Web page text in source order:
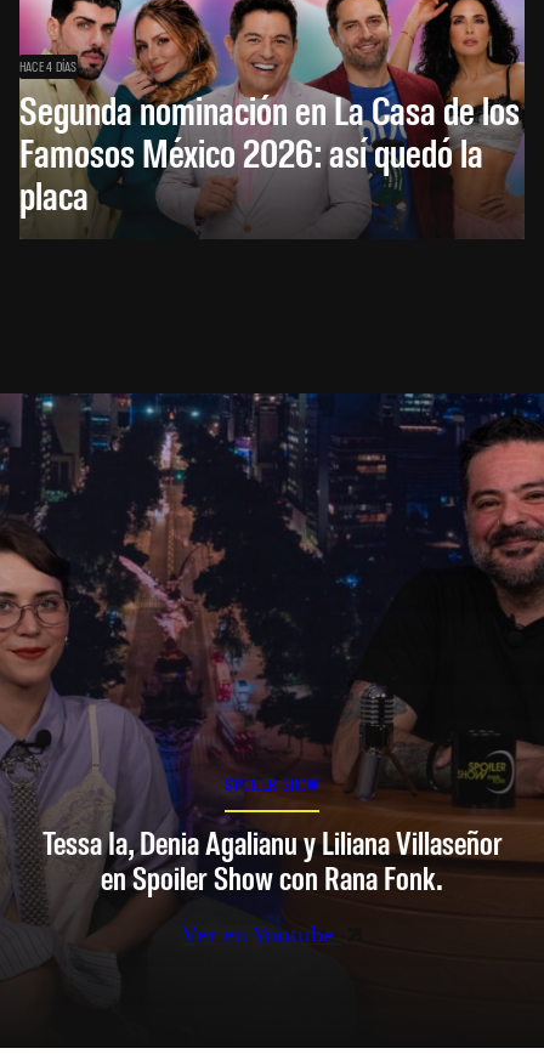
HACE 4 DÍAS
Segunda nominación en La Casa de los
Famosos México 2026: así quedó la
placa
SPOILER SHOW
Tessa Ia, Denia Agalianu y Liliana Villaseñor
en Spoiler Show con Rana Fonk.
Ver en Youtube